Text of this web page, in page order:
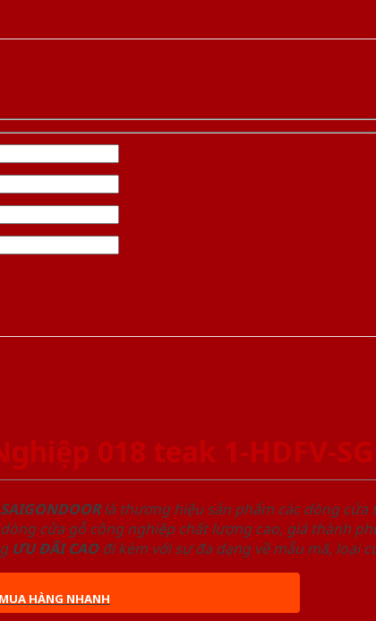
018 teak 1-HDFV-
là thương hiệu sản phẩm các dòng
cửa gỗ công nghiệp chất lượng cao, giá thành
ƯU ĐÃI CAOđi kèm với sự đa dạng về mẫu mã, loại
MUA HÀNG NHANH